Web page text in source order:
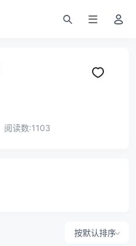
阅读数:1103
按默认排序